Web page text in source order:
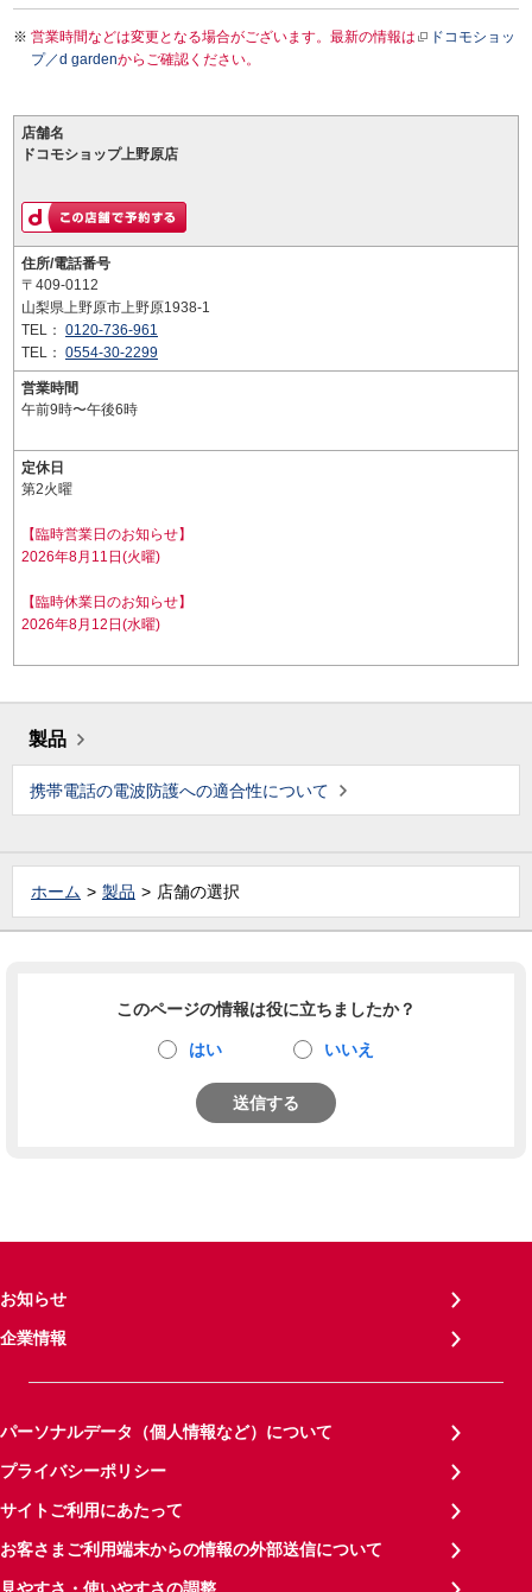
営業時間などは変更となる場合がございます。最新の情報は
ドコモショッ
プ／d gardenからご確認ください。
店舗名
ドコモショップ上野原店
住所/電話番号
〒409-0112
山梨県上野原市上野原1938-1
TEL： 0120-736-961
TEL： 0554-30-2299
営業時間
午前9時〜午後6時
定休日
第2火曜
【臨時営業日のお知らせ】
2026年8月11日(火曜)
【臨時休業日のお知らせ】
2026年8月12日(水曜)
製品
携帯電話の電波防護への適合性について
ホーム 製品 店舗の選択
このページの情報は役に立ちましたか？
はい いいえ
送信する
お知らせ
企業情報
パーソナルデータ（個人情報など）について
プライバシーポリシー
サイトご利用にあたって
お客さまご利用端末からの情報の外部送信について